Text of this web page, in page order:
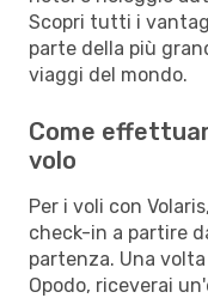
Scopri tutti i
parte della più
viaggi del mondo.
Come
volo
Per i voli con
check-in a partire
partenza. Una
Opodo, riceverai